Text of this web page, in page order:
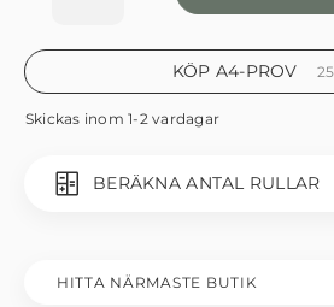
Skickas inom 1-2 vardagar
BERÄKNA ANTAL RULLAR
KÖP A4-PROV 25
HITTA NÄRMASTE BUTIK